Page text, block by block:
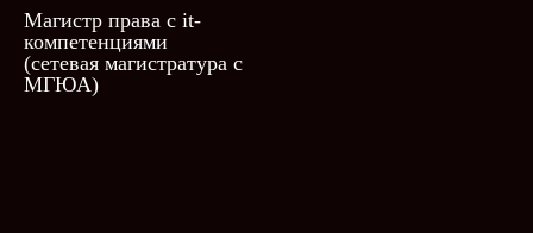
Магистр права с it-
компетенциями
(сетевая магистратура с
МГЮА)